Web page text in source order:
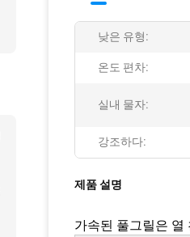
낮은 유형:
온도 편차:
실내 물자:
강조하다:
제품 설명
가속된 풀그릴은 열